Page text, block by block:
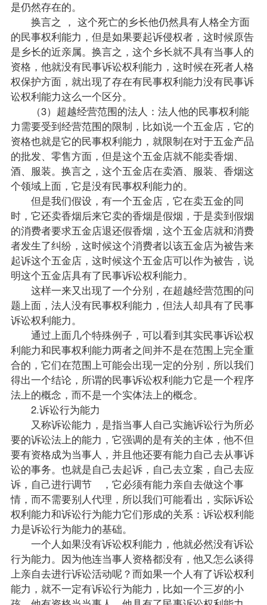
是仍然存在的。
换言之 ， 这个死亡的乡长他仍然具有人格全方面
的民事权利能力，但是如果要起诉侵权者，这时候原告
是乡长的近亲属。换言之，这个乡长就不具有当事人的
资格，他就没有民事诉讼权利能力，这时候在死者人格
权保护方面，就出现了存在有民事权利能力没有民事诉
讼权利能力这么一个区分。
（3）超越经营范围的法人：法人他的民事权利能
力需要受到经营范围的限制，比如说一个五金店，它的
资格也就是它的民事权利能力，就限制在对于五金产品
的批发、零售方面，但是这个五金店就不能卖香烟、
酒、服装。换言之，这个五金店在卖酒、服装、香烟这
个领域上面，它是没有民事权利能力的。
但是我们假设，有一个五金店，它在卖五金的同
时，它还卖香烟后来它卖的香烟是假烟，于是卖到假烟
的消费者要求五金店退还假香烟，这个五金店就和消费
者发生了纠纷，这时候这个消费者以该五金店为被告来
起诉这个五金店，这时候这个五金店可以作为被告，说
明这个五金店具有了民事诉讼权利能力。
这样一来又出现了一个分别，在超越经营范围的问
题上面，法人没有民事权利能力，但法人却具有了民事
诉讼权利能力。
通过上面几个特殊例子，可以看到其实民事诉讼权
利能力和民事权利能力两者之间并不是在范围上完全重
合的，它们在范围上可能会出现一定的分别，所以我们
得出一个结论，所谓的民事诉讼权利能力它是一个程序
法上的概念，而不是一个实体法上的概念。
2.诉讼行为能力
又称诉讼能力，是指当事人自己实施诉讼行为所必
要的诉讼法上的能力，它强调的是有关的主体，他不但
要有资格成为当事人，并且他还要有能力自己去从事诉
讼的事务。也就是自己去起诉，自己去立案，自己去应
诉，自己进行调节 ，它必须有能力亲自去做这个事
情，而不需要别人代理，所以我们可能看出，实际诉讼
权利能力和诉讼行为能力它们形成的关系：诉讼权利能
力是诉讼行为能力的基础。
一个人如果没有诉讼权利能力，他就必然没有诉讼
行为能力。因为他连当事人资格都没有，他又怎么谈得
上亲自去进行诉讼活动呢？而如果一个人有了诉讼权利
能力，就不一定有诉讼行为能力，比如一个三岁的小